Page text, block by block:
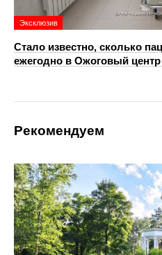
Эксклюзив
Стало известно, сколько
ежегодно в Ожоговый
Рекомендуем